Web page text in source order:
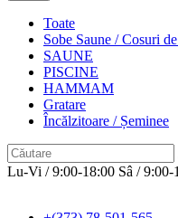
Toate
Sobe Saune / Cosuri
SAUNE
PISCINE
HAMMAM
Gratare
Încălzitoare / Șeminee
Lu-Vi / 9:00-18:00 Sâ / 9:00-